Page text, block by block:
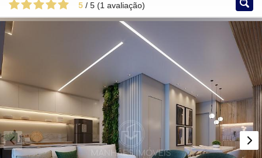
5 / 5 (1 avaliação)